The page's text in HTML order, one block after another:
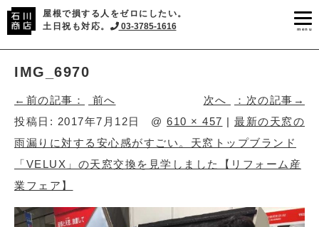
屋根で損する人をゼロにしたい。
土日祝も対応。
03-3785-1616 menu
IMG_6970
前へ
次へ
投稿日: 2017年7月12日 @ 610 × 457 | 最新の天窓の
雨漏りに対する安心感がすごい。天窓トップブランド
「VELUX」の天窓交換を見学しました【リフォーム産
業フェア】